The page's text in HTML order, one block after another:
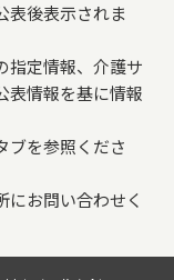
ルディング
表後表示されま
指定情報、介護サ
表情報を基に情報
ブを参照くださ
にお問い合わせく